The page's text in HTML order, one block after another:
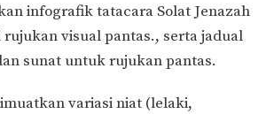
infografik tatacara Solat Jenazah
rujukan visual pantas., serta jadual
sunat untuk rujukan pantas.
variasi niat (lelaki,